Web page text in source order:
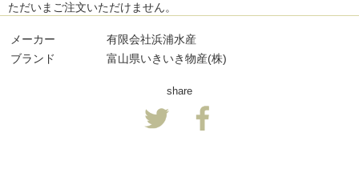
ただいまご注文いただけません。
メーカー
有限会社浜浦水産
ブランド
富山県いきいき物産(株)
share